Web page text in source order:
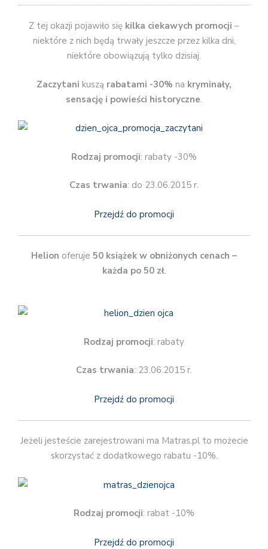
Z tej okazji pojawiło się kilka ciekawych promocji –
niektóre z nich będą trwały jeszcze przez kilka dni,
niektóre obowiązują tylko dzisiaj.
Zaczytani kuszą rabatami -30% na kryminały,
sensację i powieści historyczne.
Rodzaj promocji: rabaty -30%
Czas trwania: do 23.06.2015 r.
Przejdź do promocji
Helion oferuje 50 książek w obniżonych cenach –
każda po 50 zł.
Rodzaj promocji: rabaty
Czas trwania: 23.06.2015 r.
Przejdź do promocji
Jeżeli jesteście zarejestrowani ma Matras.pl to możecie
skorzystać z dodatkowego rabatu -10%.
Rodzaj promocji: rabat -10%
Przejdź do promocji